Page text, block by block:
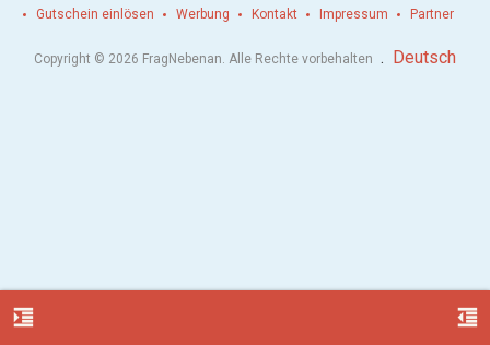
format_indent_increase format_indent_decrease
Gutschein einlösen
Werbung Kontakt Impressum Partner
Copyright © 2026 FragNebenan. Alle Rechte vorbehalten . Deutsch